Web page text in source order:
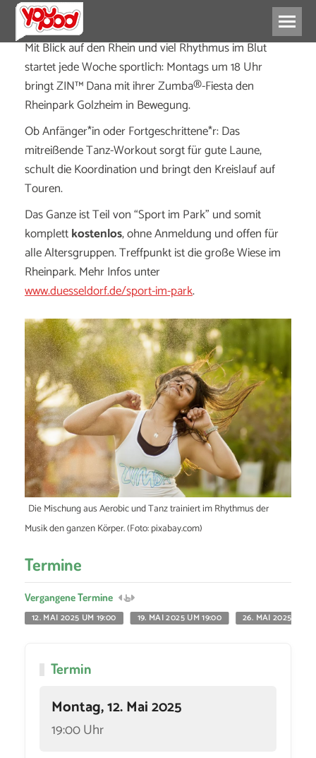
Mit Blick auf den Rhein und viel Rhythmus im Blut
startet jede Woche sportlich: Montags um 18 Uhr
bringt ZIN™ Dana mit ihrer Zumba®-Fiesta den
Rheinpark Golzheim in Bewegung.
Ob Anfänger*in oder Fortgeschrittene*r: Das
mitreißende Tanz-Workout sorgt für gute Laune,
schult die Koordination und bringt den Kreislauf auf
Touren.
Das Ganze ist Teil von “Sport im Park” und somit
komplettkostenlos, ohne Anmeldung und offen für
alle Altersgruppen. Treffpunkt ist die große Wiese im
Rheinpark. Mehr Infos unter
www.duesseldorf.de/sport-im-park.
Die Mischung aus Aerobic und Tanz trainiert im Rhythmus der
Musik den ganzen Körper. (Foto: pixabay.com)
Termine
Vergangene Termine
12. MAI 2025 UM 19:00
19. MAI 2025 UM 19:00 26. MAI 2025 UM
Termin
Montag, 12. Mai 2025
19:00 Uhr